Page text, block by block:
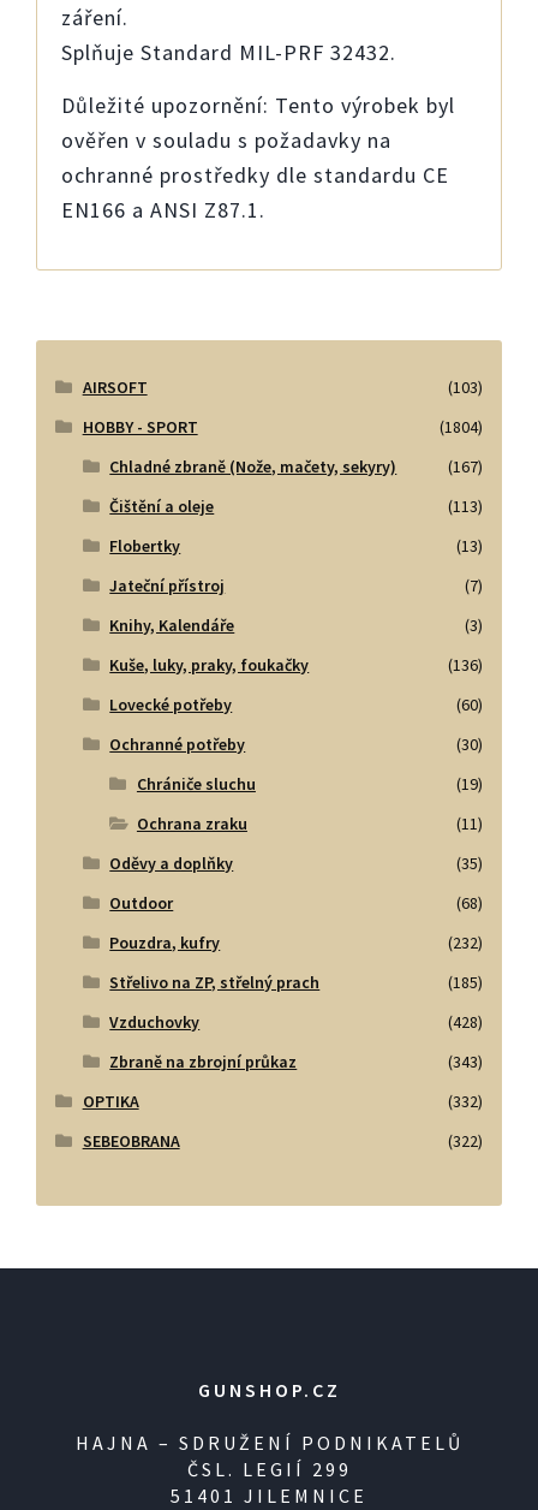
záření.
Splňuje Standard MIL-PRF 32432.
Důležité upozornění: Tento výrobek byl
ověřen v souladu s požadavky na
ochranné prostředky dle standardu CE
EN166 a ANSI Z87.1.
AIRSOFT
(103)
HOBBY - SPORT
(1804)
Chladné zbraně (Nože, mačety, sekyry)
(167)
Čištění a oleje
(113)
Flobertky
(13)
Jateční přístroj
(7)
Knihy, Kalendáře
(3)
Kuše, luky, praky, foukačky
(136)
Lovecké potřeby
(60)
Ochranné potřeby
(30)
Chrániče sluchu
(19)
Ochrana zraku
(11)
Oděvy a doplňky
(35)
Outdoor
(68)
Pouzdra, kufry
(232)
Střelivo na ZP, střelný prach
(185)
Vzduchovky
(428)
Zbraně na zbrojní průkaz
(343)
OPTIKA
(332)
SEBEOBRANA
(322)
GUNSHOP.CZ
HAJNA – SDRUŽENÍ PODNIKATELŮ
ČSL. LEGIÍ 299
51401 JILEMNICE